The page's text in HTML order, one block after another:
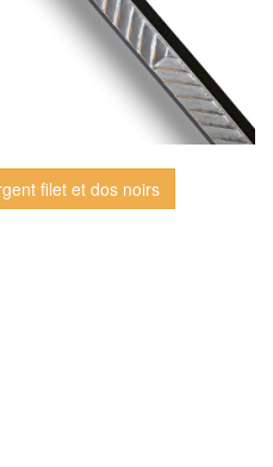
filet et dos noirs